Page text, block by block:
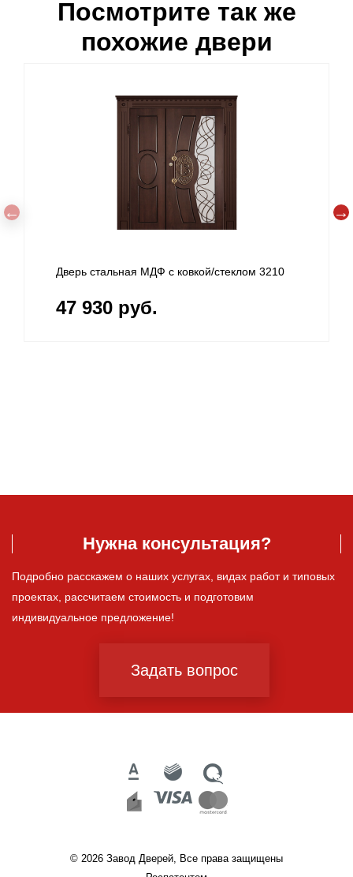
Посмотрите так же
похожие двери
Дверь стальная МДФ с ковкой/стеклом 3210
47 930 руб.
Нужна консультация?
Подробно расскажем о наших услугах, видах работ и типовых
проектах, рассчитаем стоимость и подготовим
индивидуальное предложение!
Задать вопрос
© 2026 Завод Дверей, Все права защищены